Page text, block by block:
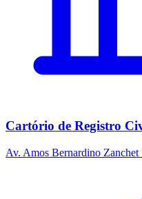
Cartório de Registro
Av. Amos Bernardino Zanchet